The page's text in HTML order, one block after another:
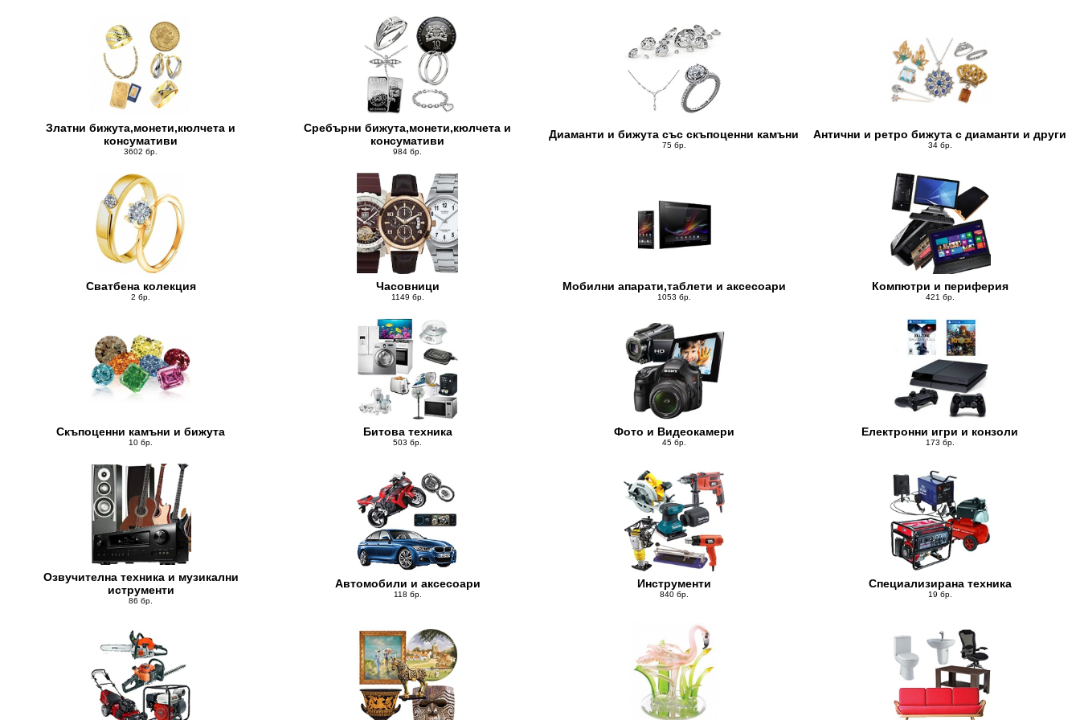
Златни бижута,монети,кюлчета и
консумативи
3602 бр.
Сребърни бижута,монети,кюлчета и
консумативи
984 бр.
Диаманти и бижута със скъпоценни камъни
75 бр.
Антични и ретро бижута с диаманти и други
34 бр.
Сватбена колекция
2 бр.
Часовници
1149 бр.
Мобилни апарати,таблети и аксесоари
1053 бр.
Компютри и периферия
421 бр.
Скъпоценни камъни и бижута
10 бр.
Битова техника
503 бр.
Фото и Видеокамери
45 бр.
Електронни игри и конзоли
173 бр.
Озвучителна техника и музикални
иструменти
86 бр.
Автомобили и аксесоари
118 бр.
Инструменти
840 бр.
Специализирана техника
19 бр.